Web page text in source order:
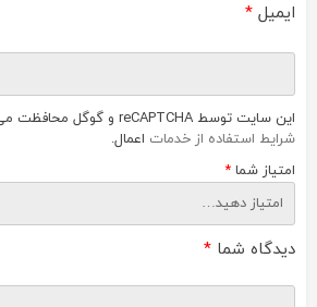
ایمیل *
این سایت توسط reCAPTCHA و گوگل محافظت می‌شود
شرایط استفاده از خدمات اعمال.
امتیاز شما *
دیدگاه شما *